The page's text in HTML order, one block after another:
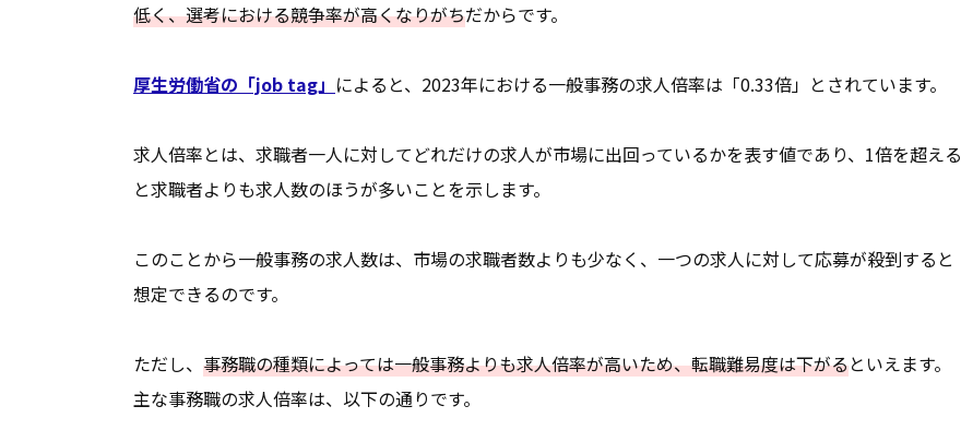
低く、選考における競争率が高くなりがちだからです。
厚生労働省の「job tag」 によると、2023年における一般事務の求人倍率は「0.33倍」とされています。
求人倍率とは、求職者一人に対してどれだけの求人が市場に出回っているかを表す値であり、1倍を超える
と求職者よりも求人数のほうが多いことを示します。
このことから一般事務の求人数は、市場の求職者数よりも少なく、一つの求人に対して応募が殺到すると
想定できるのです。
ただし、 事務職の種類によっては一般事務よりも求人倍率が高いため、転職難易度は下がるといえます。
主な事務職の求人倍率は、以下の通りです。